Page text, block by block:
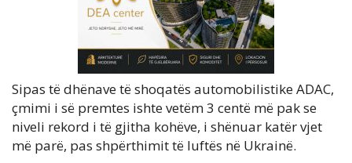
Sipas të dhënave të shoqatës automobilistike ADAC,
çmimi i së premtes ishte vetëm 3 centë më pak se
niveli rekord i të gjitha kohëve, i shënuar katër vjet
më parë, pas shpërthimit të luftës në Ukrainë.